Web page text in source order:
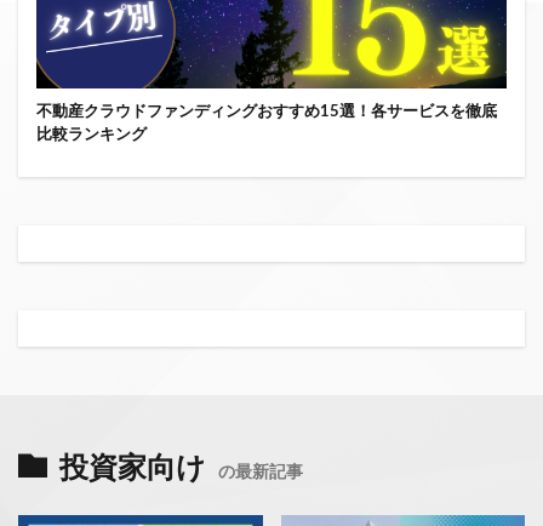
不動産クラウドファンディングおすすめ15選！各サービスを徹底
比較ランキング
投資家向け の最新記事